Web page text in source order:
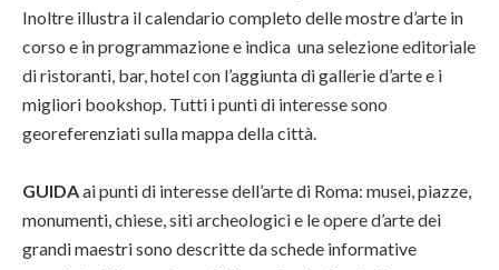
Inoltre illustra il calendario completo delle mostre d’arte in
corso e in programmazione e indica una selezione editoriale
di ristoranti, bar, hotel con l’aggiunta di gallerie d’arte e i
migliori bookshop. Tutti i punti di interesse sono
georeferenziati sulla mappa della città.
GUIDAai punti di interesse dell’arte di Roma: musei, piazze,
monumenti, chiese, siti archeologici e le opere d’arte dei
grandi maestri sono descritte da schede informative